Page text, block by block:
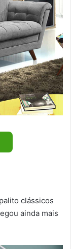
clássicos
ainda mais